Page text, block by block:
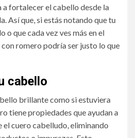
a fortalecer el cabello desde la
Así que, si estás notando que tu
o que cada vez ves más en el
romero podría ser justo lo que
cabello
brillante como si estuviera
tiene propiedades que ayudan a
cuero cabelludo, eliminando